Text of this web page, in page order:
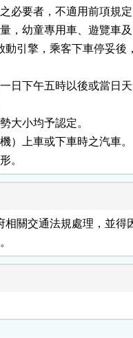
之必要者，不適用前項規
量，幼童專用車、遊覽車
啟動引擎，乘客下車停妥後
一日下午五時以後或當日
大小均予認定。
）上車或下車時之汽車。
。
關交通法規處理，並得